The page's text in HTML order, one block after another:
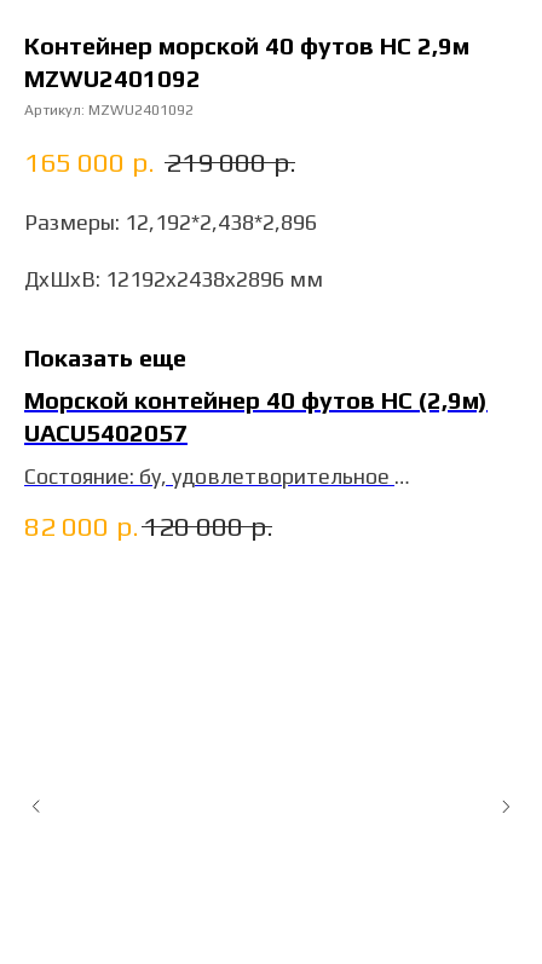
Контейнер морской 40 футов HC 2,9м
MZWU2401092
Артикул: MZWU2401092
165 000 р. 219 000 р.
Размеры: 12,192*2,438*2,896
ДxШxВ: 12192x2438x2896 мм
Показать еще
Морской контейнер 40 футов HC (2,9м)
UACU5402057
Состояние: бу, удовлетворительное
т. Сибокс
82 000 р.120 000 р.